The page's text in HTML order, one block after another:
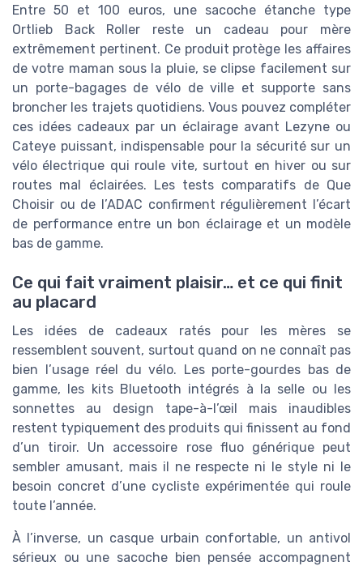
Entre 50 et 100 euros, une sacoche étanche type
Ortlieb Back Roller reste un cadeau pour mère
extrêmement pertinent. Ce produit protège les affaires
de votre maman sous la pluie, se clipse facilement sur
un porte-bagages de vélo de ville et supporte sans
broncher les trajets quotidiens. Vous pouvez compléter
ces idées cadeaux par un éclairage avant Lezyne ou
Cateye puissant, indispensable pour la sécurité sur un
vélo électrique qui roule vite, surtout en hiver ou sur
routes mal éclairées. Les tests comparatifs de Que
Choisir ou de l’ADAC confirment régulièrement l’écart
de performance entre un bon éclairage et un modèle
bas de gamme.
Ce qui fait vraiment plaisir… et ce qui finit
au placard
Les idées de cadeaux ratés pour les mères se
ressemblent souvent, surtout quand on ne connaît pas
bien l’usage réel du vélo. Les porte-gourdes bas de
gamme, les kits Bluetooth intégrés à la selle ou les
sonnettes au design tape-à-l’œil mais inaudibles
restent typiquement des produits qui finissent au fond
d’un tiroir. Un accessoire rose fluo générique peut
sembler amusant, mais il ne respecte ni le style ni le
besoin concret d’une cycliste expérimentée qui roule
toute l’année.
À l’inverse, un casque urbain confortable, un antivol
sérieux ou une sacoche bien pensée accompagnent